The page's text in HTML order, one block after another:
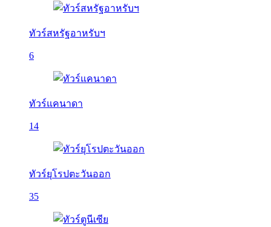
ทัวร์สหรัฐอาหรับฯ
6
ทัวร์แคนาดา
14
ทัวร์ยุโรปตะวันออก
35